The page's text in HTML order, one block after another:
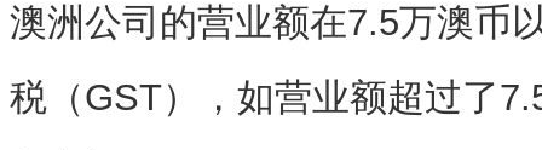
澳洲公司的营业额在7.5万澳币
税（GST），如营业额超过了